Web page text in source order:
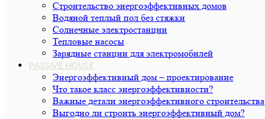
Строительство энергоэффективных домов
Водяной теплый пол без стяжки
Cолнечные электростанции
Тепловые насосы
Зарядные станции для электромобилей
PASSIVE HOUSE
Энергоэффективный дом – проектирование
Что такое класс энергоэффективности?
Важные детали энергоэффективного строительства
Выгодно ли строить энергоэффективный дом?